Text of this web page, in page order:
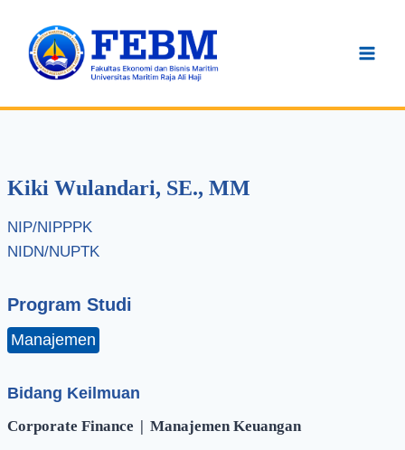
content
Kiki Wulandari, SE., MM
NIP/NIPPPK
NIDN/NUPTK
Program Studi
Manajemen
Bidang Keilmuan
Corporate Finance | Manajemen Keuangan